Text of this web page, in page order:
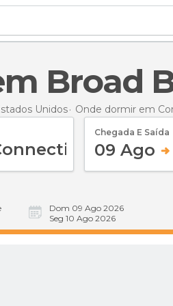
Broad
Unidos Onde dormir em
Chegada E Saída
09 Ago
Dom 09 Ago 2026
Seg 10 Ago 2026